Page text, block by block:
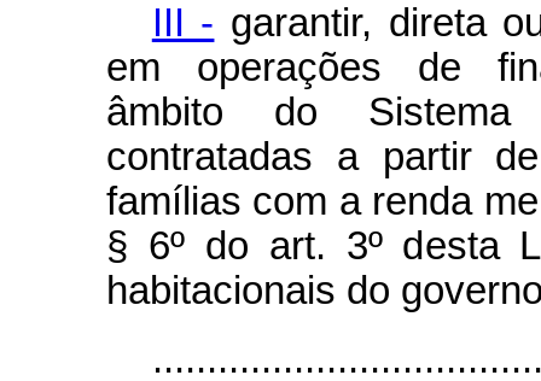
III - garantir, direta
em operações de
âmbito do Sistema
contratadas a partir
famílias com a renda
§ 6º do art. 3º desta
habitacionais do